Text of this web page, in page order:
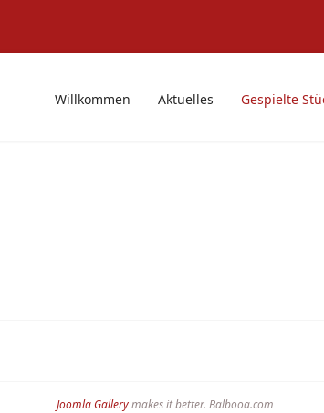
Willkommen Aktuelles Gespielte
Joomla Gallerymakes it better. Balbooa.com